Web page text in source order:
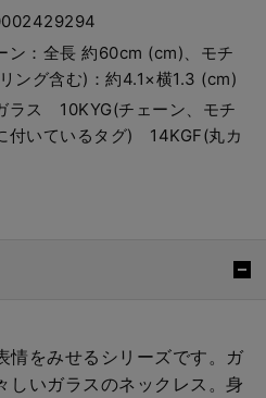
ン：全長 約60cm (cm)、モチ
ング含む)：約4.1×横1.3 (cm)
ラス 10KYG(チェーン、モチ
付いているタグ) 14KGF(丸カ
情をみせるシリーズです。ガ
しいガラスのネックレス。身